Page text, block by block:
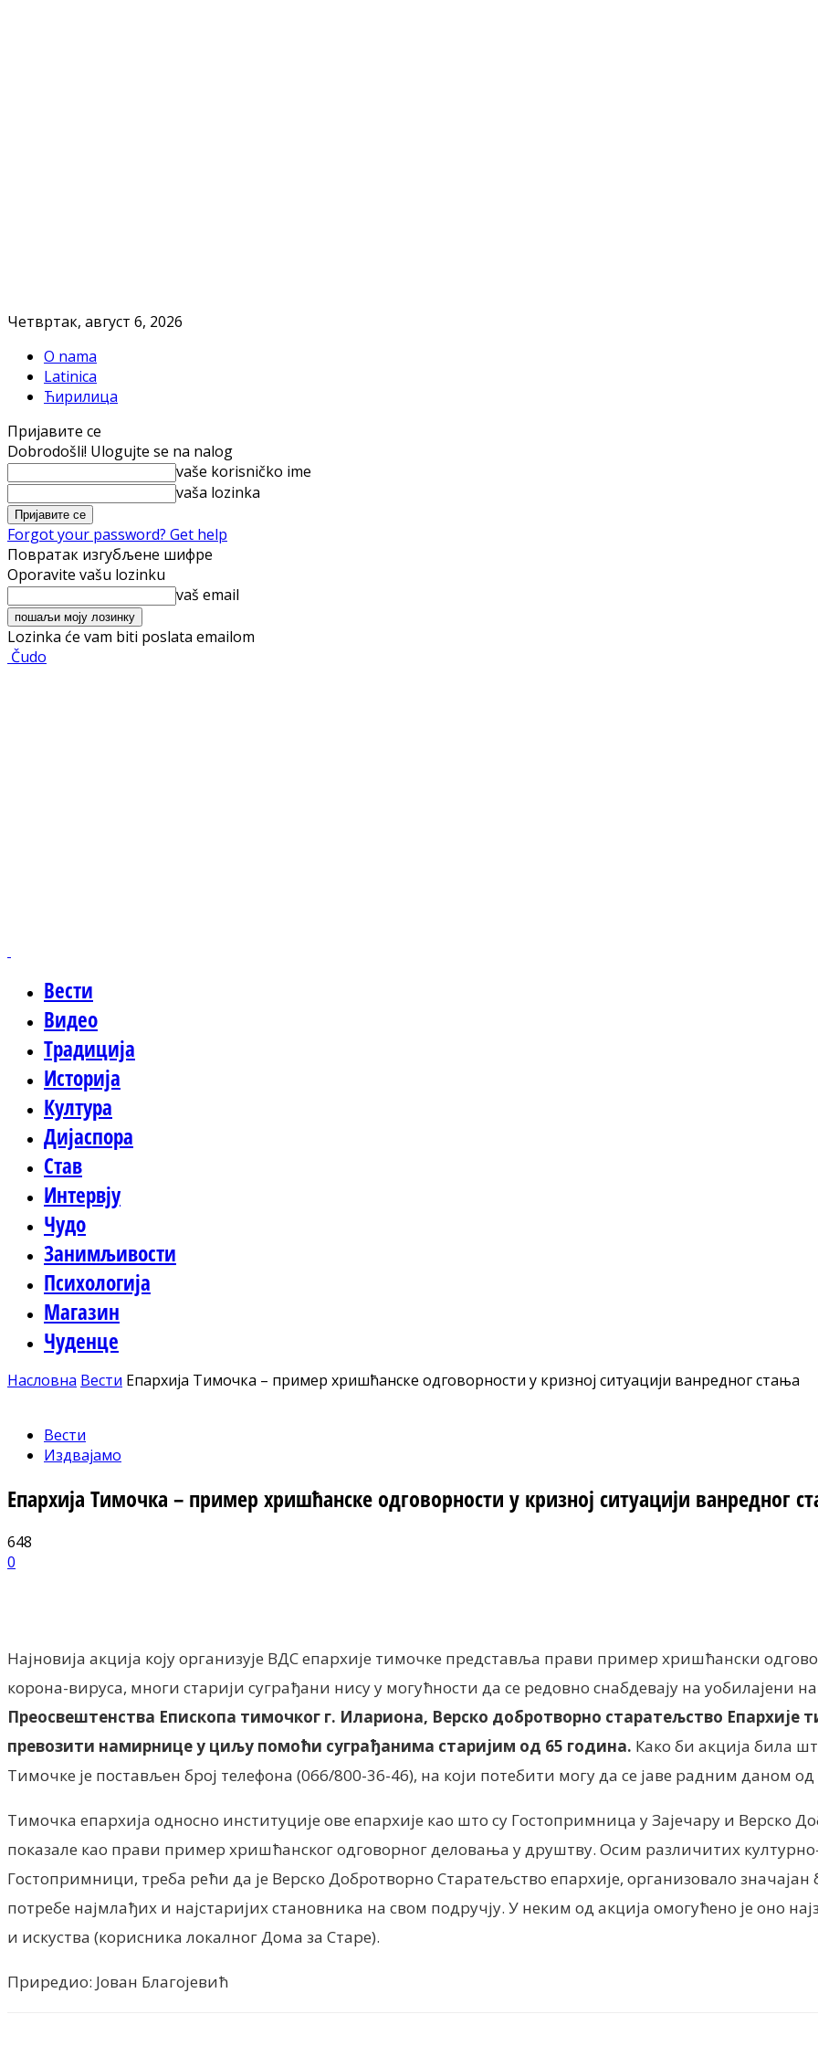
Четвртак, август 6, 2026
O nama
Latinica
Ћирилица
Пријавите се
Dobrodošli! Ulogujte se na nalog
vaše korisničko ime
vaša lozinka
Forgot your password? Get help
Повратак изгубљене шифре
Oporavite vašu lozinku
vaš email
Lozinka će vam biti poslata emailom
Čudo
Вести
Видео
Традиција
Историја
Култура
Дијаспора
Став
Интервју
Чудо
Занимљивости
Психологија
Магазин
Чуденце
Насловна Вести Епархија Тимочка – пример хришћанске одговорности у кризној ситуацији ванредног стања
Вести
Издвајамо
Епархија Тимочка – пример хришћанске одговорности у кризној ситуацији ванредног
648
0
Најновија акција коју организује ВДС епархије тимочке представља прави пример хришћански
корона-вируса, многи старији суграђани нису у могућности да се редовно снабдевају на уобилајени
Преосвештенства Епископа тимочког г. Илариона, Верско добротворно старатељство Епархије
превозити намирнице у циљу помоћи суграђанима старијим од 65 година. Како би акција била
Тимочке је постављен број телефона (066/800-36-46), на који потебити могу да се јаве радним даном
Тимочка епархија односно институције ове епархије као што су Гостопримница у Зајечару и Верско
показале као прави пример хришћанског одговорног деловања у друштву. Осим различитих
Гостопримници, треба рећи да је Верско Добротворно Старатељство епархије, организовало значајан
потребе најмлађих и најстаријих становника на свом подручју. У неким од акција омогућено је оно
и искуства (корисника локалног Дома за Старе).
Приредио: Јован Благојевић